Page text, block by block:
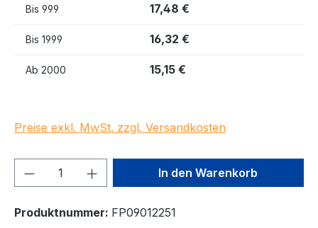
Bis 999 17,48 €
Bis 1999 16,32 €
Ab 2000 15,15 €
Preise exkl. MwSt. zzgl. Versandkosten
Produkt Anzahl: Gib denIn den Warenkorb
Produktnummer: FP09012251